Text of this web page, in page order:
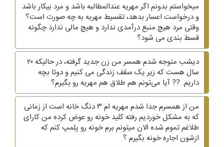
میخواستم بدونم اگر مهریه عندالمطالبه باشد و مرد بیکار باشد
و درخواست اعسار بدهد، تقسیط مهریه به چه صورت است؟
وقتی مرد هیچ منبع درآمدی ندارد و هیچ مالی ندارد چگونه
قسط بندی می شود؟
دیشب متوجه شدم همسر من زن جدید گرفته، در حالیکه ۲۰
سال هست که زیر یک سقف زندگی می کنیم و دوتا بچه
داریم. ?? آیا می‌تونم هم طلاق هم مهریه رو بگیرم؟
من از همسرم جدا شدم مهریه ام ۳ دنگ خانه است از زمانی
که به مشکل خوردیم رفته کلید خونه رو عوض کرده من کارای
طلاغم تموم شده الان میتونم برم خونه رو پلمپ کنم که
ازشون اجاره خونه بگیرم ؟